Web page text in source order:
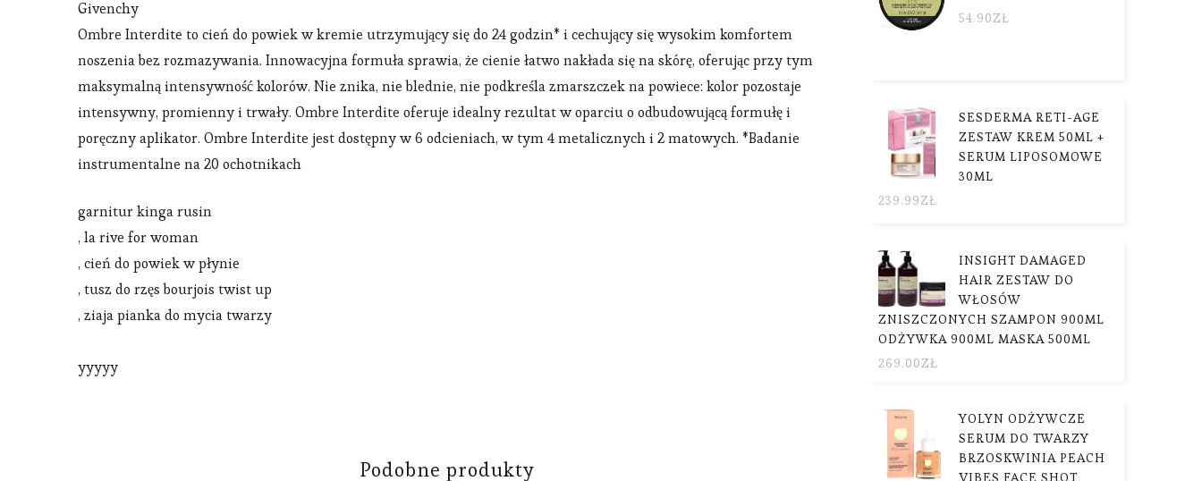
Givenchy
Ombre Interdite to cień do powiek w kremie utrzymujący się do 24 godzin* i cechujący się wysokim komfortem
noszenia bez rozmazywania. Innowacyjna formuła sprawia, że cienie łatwo nakłada się na skórę, oferując przy tym
maksymalną intensywność kolorów. Nie znika, nie blednie, nie podkreśla zmarszczek na powiece: kolor pozostaje
intensywny, promienny i trwały. Ombre Interdite oferuje idealny rezultat w oparciu o odbudowującą formułę i
poręczny aplikator. Ombre Interdite jest dostępny w 6 odcieniach, w tym 4 metalicznych i 2 matowych. *Badanie
instrumentalne na 20 ochotnikach
garnitur kinga rusin
, la rive for woman
, cień do powiek w płynie
, tusz do rzęs bourjois twist up
, ziaja pianka do mycia twarzy
yyyyy
Podobne produkty
54.90ZŁ
SESDERMA RETI-AGE
ZESTAW KREM 50ML +
SERUM LIPOSOMOWE
30ML
239.99ZŁ
INSIGHT DAMAGED
HAIR ZESTAW DO
WŁOSÓW
ZNISZCZONYCH SZAMPON 900ML
ODŻYWKA 900ML MASKA 500ML
269.00ZŁ
YOLYN ODŻYWCZE
SERUM DO TWARZY
BRZOSKWINIA PEACH
VIBES FACE SHOT